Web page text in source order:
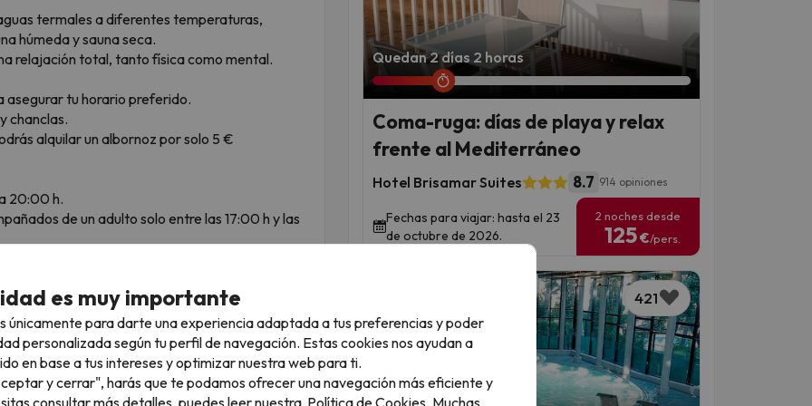
termales a diferentes temperaturas,
húmeda y sauna seca.
relajación total, tanto física como mental.
asegurar tu horario preferido.
chanclas.
alquilar un albornoz por solo 5 €
20:00 h.
de un adulto solo entre las 17:00 h y las
exterior con auténticas aguas termales.
24 °C y 28 °C en verano.
para disfrutar del sol y el descanso.
Quedan 2 días 2 horas
Coma-ruga: días de playa y relax
frente al Mediterráneo
Hotel Brisamar Suites 8.7 914 opiniones
Fechas para viajar: hasta el 23
de octubre de 2026.
2 noches desde
125€/pers.
421
es muy importante
únicamente para darte una experiencia adaptada a tus preferencias y poder
personalizada según tu perfil de navegación. Estas cookies nos ayudan a
en base a tus intereses y optimizar nuestra web para ti.
y cerrar", harás que te podamos ofrecer una navegación más eficiente y
consultar más detalles, puedes leer nuestra Política de Cookies. Muchas